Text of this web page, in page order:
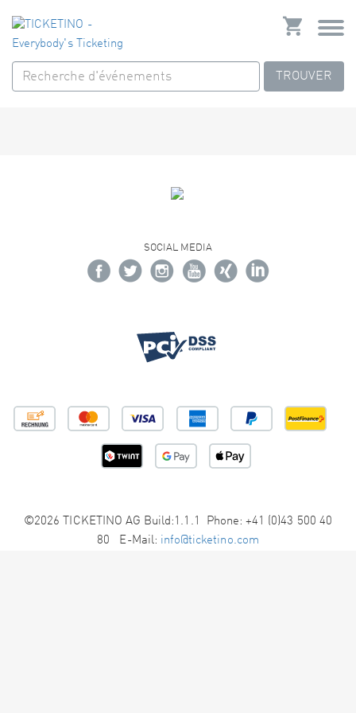
TROUVER
SOCIAL MEDIA
©2026 TICKETINO AG Build:1.1.1 Phone: +41 (0)43 500 40
80 E-Mail: info@ticketino.com